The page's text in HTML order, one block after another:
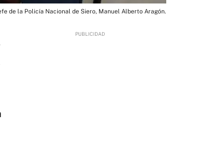
de la Policía Nacional de Siero, Manuel Alberto Aragón.